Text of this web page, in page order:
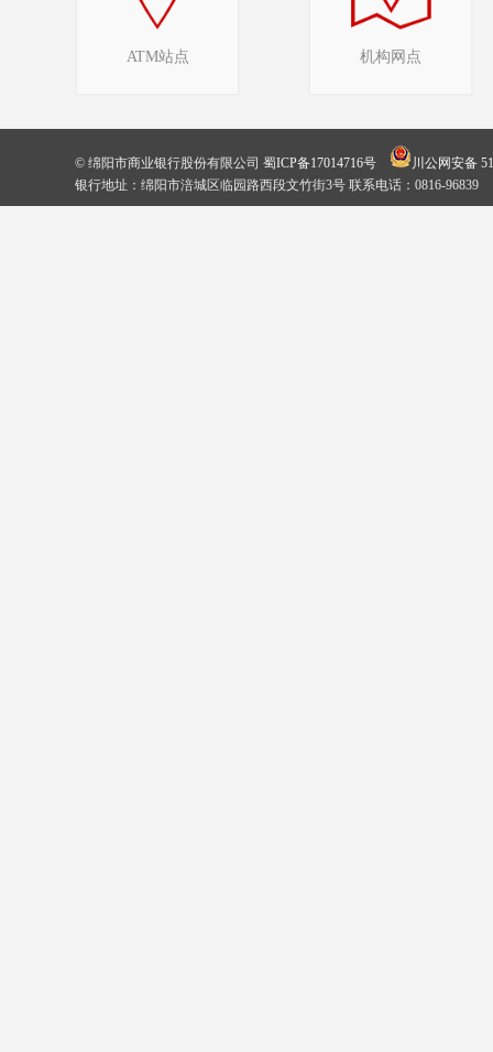
ATM站点 机构网点
© 绵阳市商业银行股份有限公司 蜀ICP备17014716号
川公网安备
银行地址：绵阳市涪城区临园路西段文竹街3号 联系电话：0816-96839